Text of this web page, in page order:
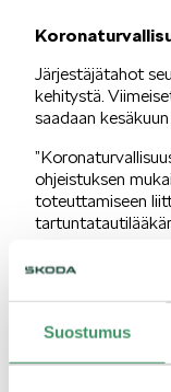
Suostumus
Järjestäjätahot
kehitystä.
saadaan kesäkuun
ohjeistuksen
toteuttamiseen